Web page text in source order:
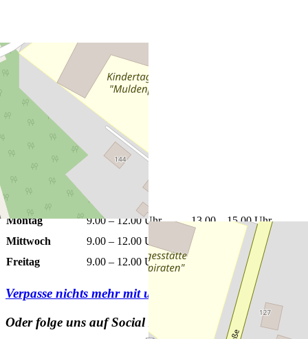
+−
Leaflet
© OpenStreetMap
Öffnungszeiten
Montag 9.00 – 12.00 Uhr
13.00 – 15.00 Uhr
Mittwoch
9.00 – 12.00 Uhr
13.00 – 15.00 Uhr
Freitag
9.00 – 12.00 Uhr
Verpasse nichts mehr mit unserem
Newsletter
Oder folge uns auf Social Media